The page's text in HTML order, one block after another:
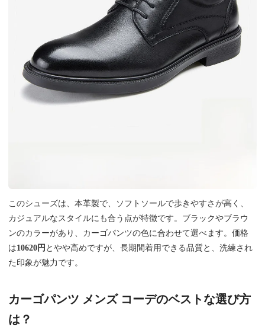
このシューズは、本革製で、ソフトソールで歩きやすさが高く、
カジュアルなスタイルにも合う点が特徴です。ブラックやブラウ
ンのカラーがあり、カーゴパンツの色に合わせて選べます。価格
は10620円 とやや高めですが、長期間着用できる品質と、洗練され
た印象が魅力です。
カーゴパンツ メンズ コーデのベストな選び方
は？